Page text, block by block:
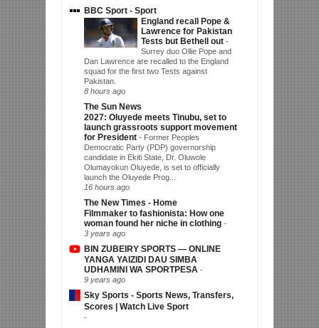
BBC Sport - Sport
England recall Pope &
Lawrence for Pakistan
Tests but Bethell out -
Surrey duo Ollie Pope and
Dan Lawrence are recalled to the England
squad for the first two Tests against
Pakistan.
8 hours ago
The Sun News
2027: Oluyede meets Tinubu, set to
launch grassroots support movement
for President - Former Peoples
Democratic Party (PDP) governorship
candidate in Ekiti State, Dr. Oluwole
Olumayokun Oluyede, is set to officially
launch the Oluyede Prog...
16 hours ago
The New Times - Home
Filmmaker to fashionista: How one
woman found her niche in clothing -
3 years ago
BIN ZUBEIRY SPORTS — ONLINE
YANGA YAIZIDI DAU SIMBA
UDHAMINI WA SPORTPESA -
9 years ago
Sky Sports - Sports News, Transfers,
Scores | Watch Live Sport
-